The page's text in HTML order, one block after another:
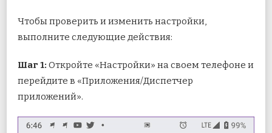
Чтобы проверить и изменить настройки,
выполните следующие действия:
Шаг 1: Откройте «Настройки» на своем телефоне и
перейдите в «Приложения/Диспетчер
приложений».